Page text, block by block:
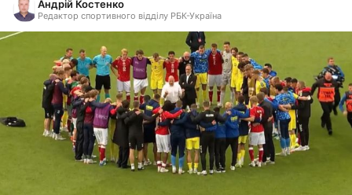
Андрій Костенко
Редактор спортивного відділу РБК-Україна